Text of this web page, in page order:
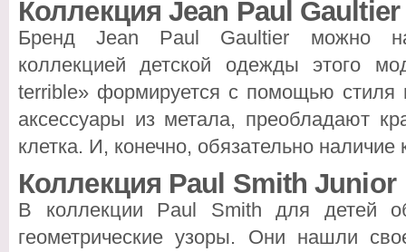
Коллекция Jean Paul
Бренд Jean Paul Gaultier можно
коллекцией детской одежды этого
terrible» формируется с помощью стиля
аксессуары из метала, преобладают
клетка. И, конечно, обязательно наличие
Коллекция Paul Smith Junior
В коллекции Paul Smith для детей
геометрические узоры. Они нашли